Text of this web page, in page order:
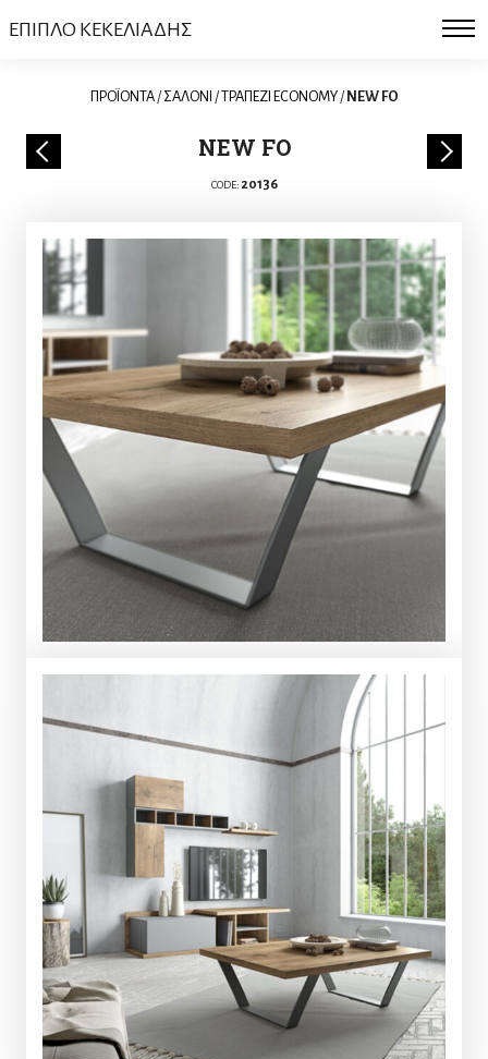
ΕΠΙΠΛΟ ΚΕΚΕΛΙΑΔΗΣ
ΠΡΟΪΟΝΤΑ/ ΣΑΛΟΝΙ /ΤΡΑΠΕΖΙ ECONOMY/ NEW FO
NEW FO
CODE: 20136